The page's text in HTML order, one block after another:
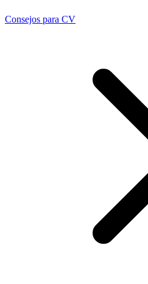
Consejos para CV